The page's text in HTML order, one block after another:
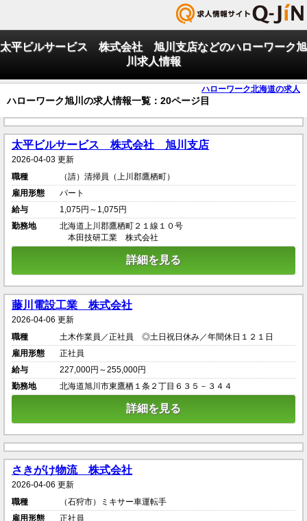
太平ビルサービス 株式会社 旭川支店などのハローワーク旭
川求人情報
ハローワーク北海道の求人
ハローワーク旭川の求人情報一覧：20ページ目
太平ビルサービス 株式会社 旭川支店
2026-04-03 更新
職種
（請）清掃員（上川郡鷹栖町）
雇用形態
パート
給与
1,075円～1,075円
勤務地
北海道上川郡鷹栖町２１線１０号
本田技研工業 株式会社
詳細を見る
藤川電設工業 株式会社
2026-04-06 更新
職種
土木作業員／正社員 ◎土日祝日休み／年間休日１２１日
雇用形態
正社員
給与
227,000円～255,000円
勤務地
北海道旭川市東鷹栖１条２丁目６３５－３４４
詳細を見る
さきがけ物流 株式会社
2026-04-06 更新
職種
（石狩市）ミキサー車運転手
雇用形態
正社員